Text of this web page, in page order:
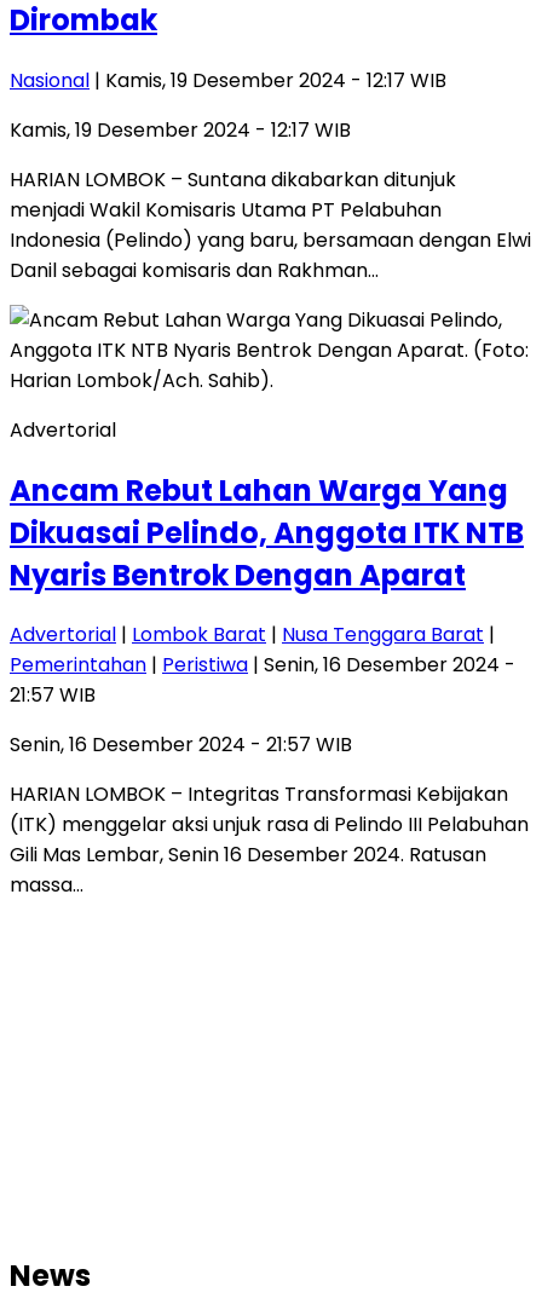
Dirombak
Nasional | Kamis, 19 Desember 2024 - 12:17 WIB
Kamis, 19 Desember 2024 - 12:17 WIB
HARIAN LOMBOK – Suntana dikabarkan ditunjuk
menjadi Wakil Komisaris Utama PT Pelabuhan
Indonesia (Pelindo) yang baru, bersamaan dengan Elwi
Danil sebagai komisaris dan Rakhman…
Advertorial
Ancam Rebut Lahan Warga Yang
Dikuasai Pelindo, Anggota ITK NTB
Nyaris Bentrok Dengan Aparat
Advertorial | Lombok Barat | Nusa Tenggara Barat |
Pemerintahan | Peristiwa | Senin, 16 Desember 2024 -
21:57 WIB
Senin, 16 Desember 2024 - 21:57 WIB
HARIAN LOMBOK – Integritas Transformasi Kebijakan
(ITK) menggelar aksi unjuk rasa di Pelindo III Pelabuhan
Gili Mas Lembar, Senin 16 Desember 2024. Ratusan
massa…
News